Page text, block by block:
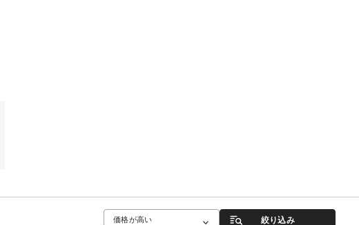
価格が高い 絞り込み